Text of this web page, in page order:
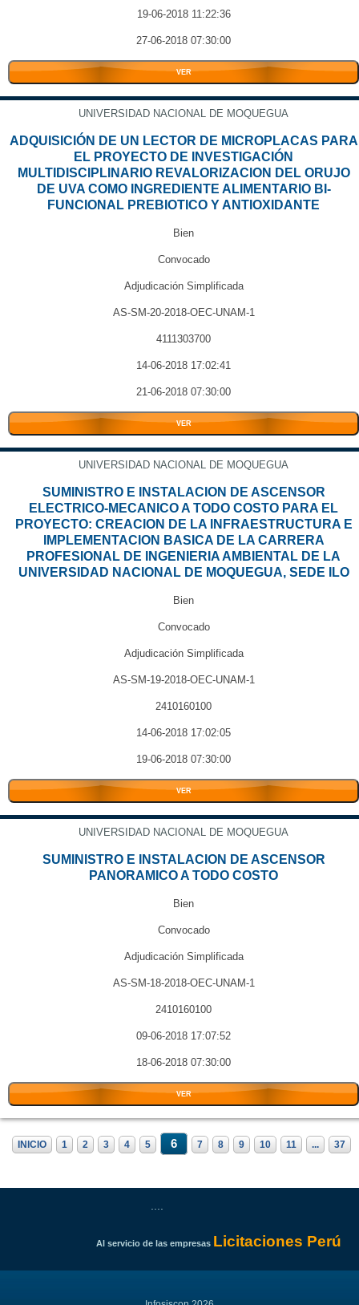
19-06-2018 11:22:36
27-06-2018 07:30:00
VER
UNIVERSIDAD NACIONAL DE MOQUEGUA
ADQUISICIÓN DE UN LECTOR DE MICROPLACAS PARA
EL PROYECTO DE INVESTIGACIÓN
MULTIDISCIPLINARIO REVALORIZACION DEL ORUJO
DE UVA COMO INGREDIENTE ALIMENTARIO BI-
FUNCIONAL PREBIOTICO Y ANTIOXIDANTE
Bien
Convocado
Adjudicación Simplificada
AS-SM-20-2018-OEC-UNAM-1
4111303700
14-06-2018 17:02:41
21-06-2018 07:30:00
VER
UNIVERSIDAD NACIONAL DE MOQUEGUA
SUMINISTRO E INSTALACION DE ASCENSOR
ELECTRICO-MECANICO A TODO COSTO PARA EL
PROYECTO: CREACION DE LA INFRAESTRUCTURA E
IMPLEMENTACION BASICA DE LA CARRERA
PROFESIONAL DE INGENIERIA AMBIENTAL DE LA
UNIVERSIDAD NACIONAL DE MOQUEGUA, SEDE ILO
Bien
Convocado
Adjudicación Simplificada
AS-SM-19-2018-OEC-UNAM-1
2410160100
14-06-2018 17:02:05
19-06-2018 07:30:00
VER
UNIVERSIDAD NACIONAL DE MOQUEGUA
SUMINISTRO E INSTALACION DE ASCENSOR
PANORAMICO A TODO COSTO
Bien
Convocado
Adjudicación Simplificada
AS-SM-18-2018-OEC-UNAM-1
2410160100
09-06-2018 17:07:52
18-06-2018 07:30:00
VER
INICIO 1 2 3 4 5 6 7 8 9 10 11 ... 37
Al servicio de las empresas Licitaciones Perú